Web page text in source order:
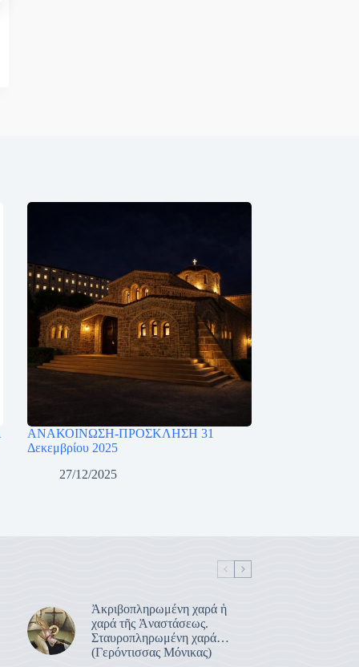
ΑΝΑΚΟΙΝΩΣΗ-ΠΡΟΣΚΛΗΣΗ 31
Δεκεμβρίου 2025
27/12/2025
Ἀκριβοπληρωμένη χαρά ἡ
χαρά τῆς Ἀναστάσεως.
Σταυροπληρωμένη χαρά…
(Γερόντισσας Μόνικας)